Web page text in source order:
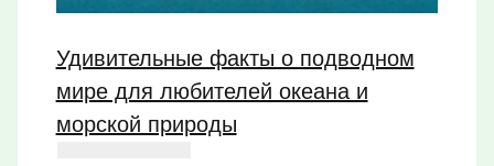
Удивительные факты о подводном
мире для любителей океана и
морской природы